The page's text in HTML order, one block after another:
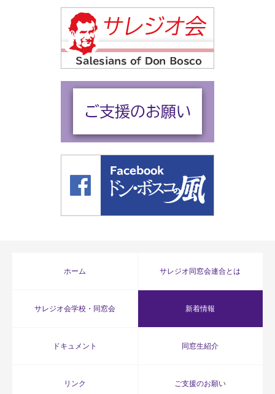
ホーム サレジオ同窓会連合とは
サレジオ会学校・同窓会 新着情報
ドキュメント 同窓生紹介
リンク ご支援のお願い